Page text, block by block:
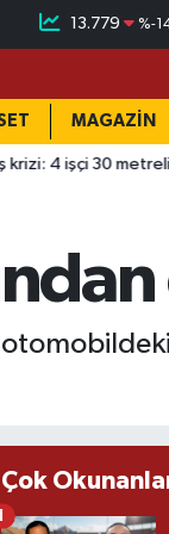
13.779 %-
MAGAZİN
dev vince çıktı
Çok